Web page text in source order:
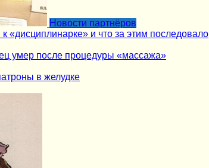
Новости партнёров
«дисциплинарке» и что за этим последовало
умер после процедуры «массажа»
в желудке